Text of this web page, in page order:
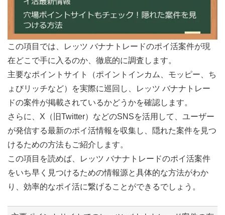
この項目では、レッツ バナナトレードのポイ活案件が現
在どこで手に入るのか、徹底的に調査します。
主要なポイントサイト（ポイントインカム、モッピー、ち
ょびリッチなど）を実際に巡回し、レッツ バナナトレー
ドの案件が掲載されているかどうかを確認します。
さらに、X（旧Twitter）などのSNSを活用して、ユーザー
が発信する最新のポイ活情報を収集し、隠れた案件を見つ
けるための方法もご紹介します。
この項目を読めば、レッツ バナナトレードのポイ活案件
をいち早く見つけるための情報源と具体的な方法がわか
り、効率的なポイ活に繋げることができるでしょう。